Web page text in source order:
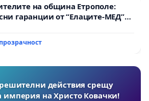
на община Етрополе:
гаранции от “Елаците-МЕД”
че ще се изпълнят всички
действия срещу
империя на Христо Ковачки!